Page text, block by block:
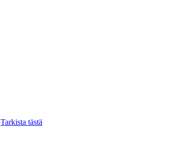
Tarkista tästä